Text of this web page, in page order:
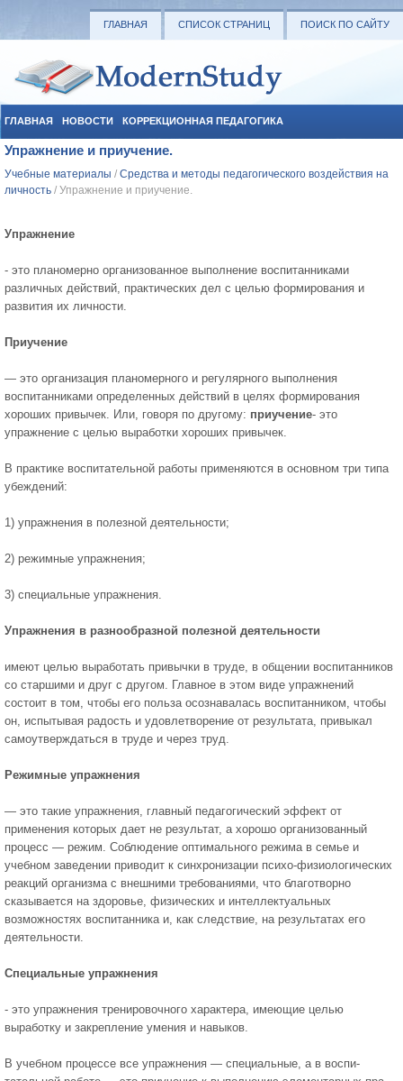
ГЛАВНАЯ СПИСОК СТРАНИЦ ПОИСК ПО САЙТУ
ГЛАВНАЯ НОВОСТИ КОРРЕКЦИОННАЯ ПЕДАГОГИКА
СОЦИАЛЬНАЯ ПЕДАГОГИКА УЧЕБНЫЕ МАТЕРИАЛЫ
Упражнение и приучение.
Учебные материалы / Средства и методы педагогического воздействия на
личность / Упражнение и приучение.
Упражнение
- это планомерно организованное выполнение воспи­танниками
различных действий, практических дел с целью форми­рования и
развития их личности.
Приучение
— это организация планомерного и регулярного вы­полнения
воспитанниками определенных действий в целях форми­рования
хороших привычек. Или, говоря по другому: приучение- это
упражнение с целью выработки хороших привычек.
В практике воспитательной рабо­ты применяются в основном три типа
убеждений:
1) упражнения в полезной деятельности;
2) режимные упражнения;
3) специальные упражнения.
Упражнения в разнообразной полезной деятельности
имеют целью выработать привычки в труде, в общении воспитанников
со старшими и друг с другом. Главное в этом виде упражнений
состоит в том, чтобы его польза осознавалась воспитанником, чтобы
он, ис­пытывая радость и удовлетворение от результата, привыкал
само­утверждаться в труде и через труд.
Режимные упражнения
— это такие упражнения, главный пе­дагогический эффект от
применения которых дает не результат, а хорошо организованный
процесс — режим. Соблюдение оптимально­го режима в семье и
учебном заведении приводит к синхронизации психо-физиологических
реакций организма с внешними требовани­ями, что благотворно
сказывается на здоровье, физических и интел­лектуальных
возможностях воспитанника и, как следствие, на ре­зультатах его
деятельности.
Специальные упражнения
- это упражнения тренировочного характера, имеющие целью
выработку и закрепление умения и на­выков.
В учебном процессе все упражнения — специальные, а в воспи­